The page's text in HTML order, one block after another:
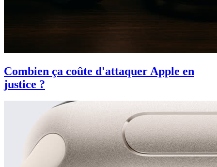
Combien ça coûte d'attaquer Apple en
justice ?